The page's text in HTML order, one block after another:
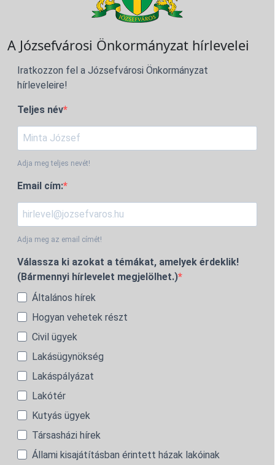
A Józsefvárosi Önkormányzat hírlevelei
Iratkozzon fel a Józsefvárosi Önkormányzat
hírleveleire!
Teljes név
Adja meg teljes nevét!
Email cím:
Adja meg az email címét!
Válassza ki azokat a témákat, amelyek érdeklik!
(Bármennyi hírlevelet megjelölhet.)
Általános hírek
Hogyan vehetek részt
Civil ügyek
Lakásügynökség
Lakáspályázat
Lakótér
Kutyás ügyek
Társasházi hírek
Állami kisajátításban érintett házak lakóinak